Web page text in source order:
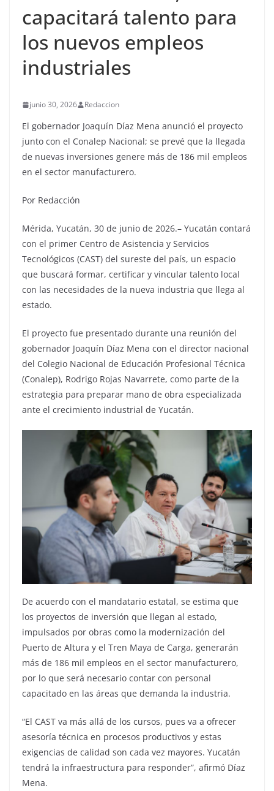
capacitará talento para
los nuevos empleos
industriales
junio 30, 2026 Redaccion
El gobernador Joaquín Díaz Mena anunció el proyecto
junto con el Conalep Nacional; se prevé que la llegada
de nuevas inversiones genere más de 186 mil empleos
en el sector manufacturero.
Por Redacción
Mérida, Yucatán, 30 de junio de 2026.– Yucatán contará
con el primer Centro de Asistencia y Servicios
Tecnológicos (CAST) del sureste del país, un espacio
que buscará formar, certificar y vincular talento local
con las necesidades de la nueva industria que llega al
estado.
El proyecto fue presentado durante una reunión del
gobernador Joaquín Díaz Mena con el director nacional
del Colegio Nacional de Educación Profesional Técnica
(Conalep), Rodrigo Rojas Navarrete, como parte de la
estrategia para preparar mano de obra especializada
ante el crecimiento industrial de Yucatán.
De acuerdo con el mandatario estatal, se estima que
los proyectos de inversión que llegan al estado,
impulsados por obras como la modernización del
Puerto de Altura y el Tren Maya de Carga, generarán
más de 186 mil empleos en el sector manufacturero,
por lo que será necesario contar con personal
capacitado en las áreas que demanda la industria.
“El CAST va más allá de los cursos, pues va a ofrecer
asesoría técnica en procesos productivos y estas
exigencias de calidad son cada vez mayores. Yucatán
tendrá la infraestructura para responder”, afirmó Díaz
Mena.